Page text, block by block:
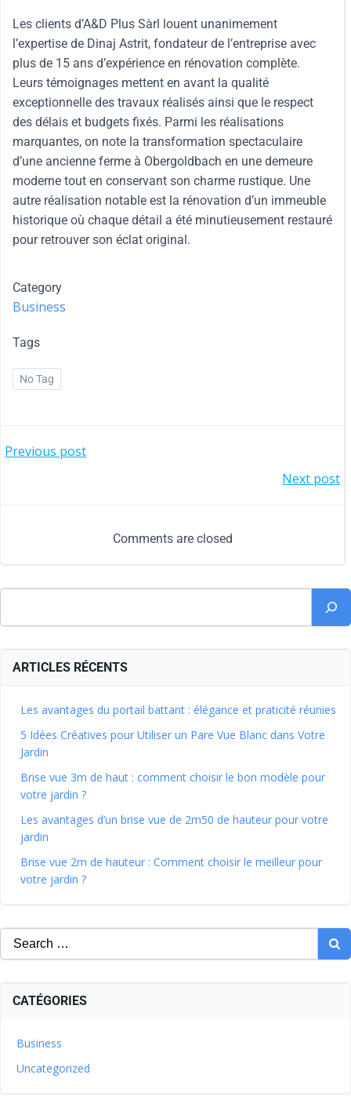
Les clients d’A&D Plus Sàrl louent unanimement
l’expertise de Dinaj Astrit, fondateur de l’entreprise avec
plus de 15 ans d’expérience en rénovation complète.
Leurs témoignages mettent en avant la qualité
exceptionnelle des travaux réalisés ainsi que le respect
des délais et budgets fixés. Parmi les réalisations
marquantes, on note la transformation spectaculaire
d’une ancienne ferme à Obergoldbach en une demeure
moderne tout en conservant son charme rustique. Une
autre réalisation notable est la rénovation d’un immeuble
historique où chaque détail a été minutieusement restauré
pour retrouver son éclat original.
Category
Business
Tags
No Tag
Previous post
Next post
Comments are closed
ARTICLES RÉCENTS
Les avantages du portail battant : élégance et praticité réunies
5 Idées Créatives pour Utiliser un Pare Vue Blanc dans Votre
Jardin
Brise vue 3m de haut : comment choisir le bon modèle pour
votre jardin ?
Les avantages d’un brise vue de 2m50 de hauteur pour votre
jardin
Brise vue 2m de hauteur : Comment choisir le meilleur pour
votre jardin ?
CATÉGORIES
Business
Uncategorized